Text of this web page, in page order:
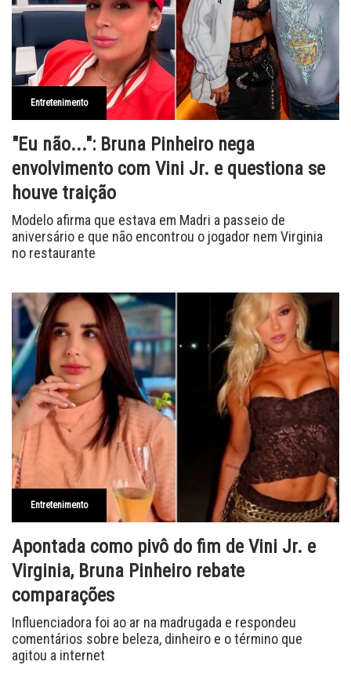
Entretenimento
"Eu não...": Bruna Pinheiro nega
envolvimento com Vini Jr. e questiona se
houve traição
Modelo afirma que estava em Madri a passeio de
aniversário e que não encontrou o jogador nem Virginia
no restaurante
Entretenimento
Apontada como pivô do fim de Vini Jr. e
Virginia, Bruna Pinheiro rebate
comparações
Influenciadora foi ao ar na madrugada e respondeu
comentários sobre beleza, dinheiro e o término que
agitou a internet